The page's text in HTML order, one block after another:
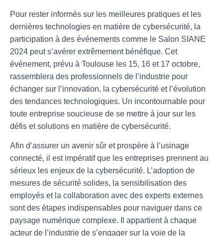
Pour rester informés sur les meilleures pratiques et les
dernières technologies en matière de cybersécurité, la
participation à des événements comme le Salon SIANE
2024 peut s’avérer extrêmement bénéfique. Cet
événement, prévu à Toulouse les 15, 16 et 17 octobre,
rassemblera des professionnels de l’industrie pour
échanger sur l’innovation, la cybersécurité et l’évolution
des tendances technologiques. Un incontournable pour
toute entreprise soucieuse de se mettre à jour sur les
défis et solutions en matière de cybersécurité.
Afin d’assurer un avenir sûr et prospère à l’usinage
connecté, il est impératif que les entreprises prennent au
sérieux les enjeux de la cybersécurité. L’adoption de
mesures de sécurité solides, la sensibilisation des
employés et la collaboration avec des experts externes
sont des étapes indispensables pour naviguer dans ce
paysage numérique complexe. Il appartient à chaque
acteur de l’industrie de s’engager sur la voie de la